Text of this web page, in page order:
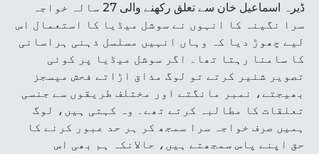
ڈیرہ اسماعیل خان سے تعلق رکھنے والی 27 سالہ خواجہ
سرا نگینہ کا انہوں نے سوشل میڈیا کا استعمال اس
لیے چھوڑ دیا کہ وہاں انہیں مسلسل ذہنی ہراسانی
کا سامنا رہتا تھا۔ اگر سوشل میڈیا پر کوئی
تصویر شئیر کرتے تو لوگ مذاق اڑاتے فحش میسجز
بھیجتے، نمبر مانگتے اور مختلف طریقوں سے جنسی
تعلقات کا مطالبہ کرتے تھے۔ وہ کہتی ہیں، لوگ
ہمیں صرف خواجہ سرا سمجھ کر ہر حد عبور کرنے کا
حق اپنے پاس سمجھتے ہیں، حالانکہ ہم بھی اس